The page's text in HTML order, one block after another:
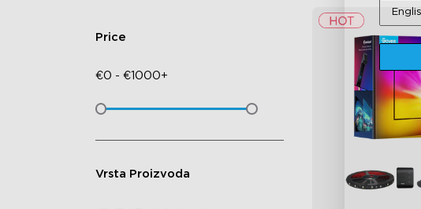
Price
€0 - €1000+
Vrsta Proizvoda